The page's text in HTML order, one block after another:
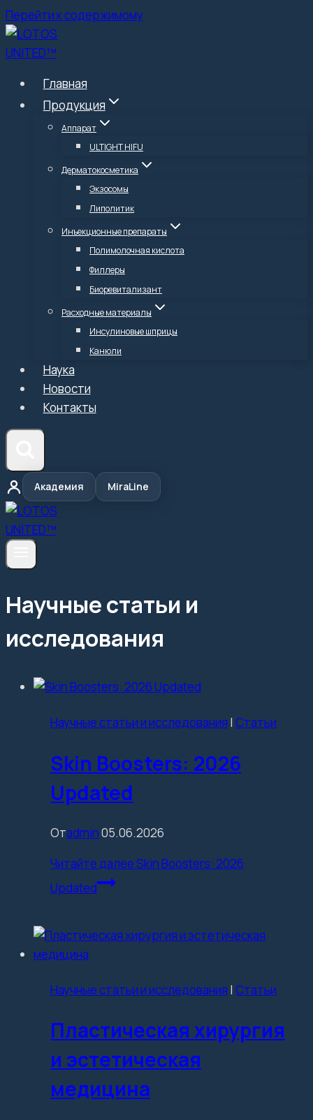
Перейти к содержимому
Главная
Продукция
Аппарат
ULTIGHT HIFU
Дерматокосметика
Экзосомы
Липолитик
Инъекционные препараты
Полимолочная кислота
Филлеры
Биоревитализант
Расходные материалы
Инсулиновые шприцы
Канюли
Наука
Новости
Контакты
Академия MiraLine
Научные статьи и
исследования
Научные статьи и исследования | Статьи
Skin Boosters: 2026
Updated
Отadmin05.06.2026
Читайте далееSkin Boosters: 2026
Updated
Научные статьи и исследования | Статьи
Пластическая хирургия
и эстетическая
медицина